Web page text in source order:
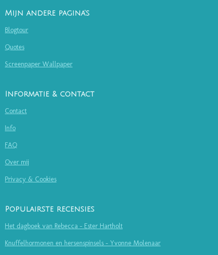
Mijn andere pagina's
Blogtour
Quotes
Screenpaper Wallpaper
Informatie & contact
Contact
Info
FAQ
Over mij
Privacy & Cookies
Populairste recensies
Het dagboek van Rebecca - Ester Hartholt
Knuffelhormonen en hersenspinsels - Yvonne Molenaar